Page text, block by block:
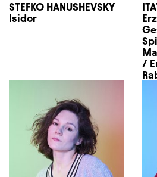
STEFKO HANUSHEVSKY
Isidor
/